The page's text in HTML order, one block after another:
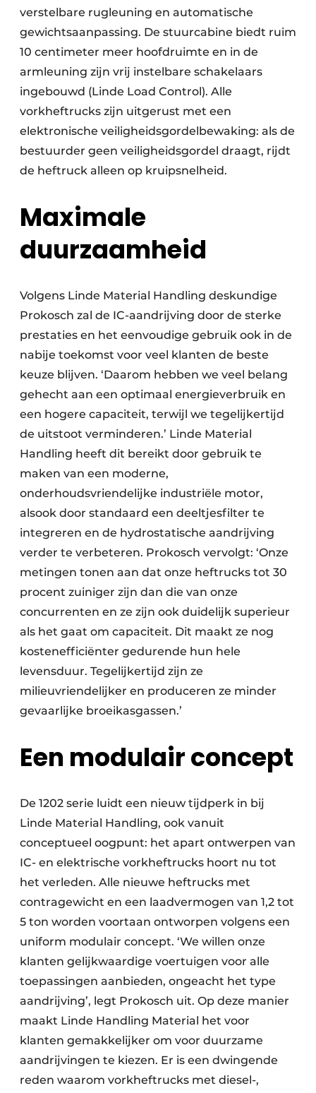
verstelbare rugleuning en automatische
gewichtsaanpassing. De stuurcabine biedt ruim
10 centimeter meer hoofdruimte en in de
armleuning zijn vrij instelbare schakelaars
ingebouwd (Linde Load Control). Alle
vorkheftrucks zijn uitgerust met een
elektronische veiligheidsgordelbewaking: als de
bestuurder geen veiligheidsgordel draagt, rijdt
de heftruck alleen op kruipsnelheid.
Maximale
duurzaamheid
Volgens Linde Material Handling deskundige
Prokosch zal de IC-aandrijving door de sterke
prestaties en het eenvoudige gebruik ook in de
nabije toekomst voor veel klanten de beste
keuze blijven. ‘Daarom hebben we veel belang
gehecht aan een optimaal energieverbruik en
een hogere capaciteit, terwijl we tegelijkertijd
de uitstoot verminderen.’ Linde Material
Handling heeft dit bereikt door gebruik te
maken van een moderne,
onderhoudsvriendelijke industriële motor,
alsook door standaard een deeltjesfilter te
integreren en de hydrostatische aandrijving
verder te verbeteren. Prokosch vervolgt: ‘Onze
metingen tonen aan dat onze heftrucks tot 30
procent zuiniger zijn dan die van onze
concurrenten en ze zijn ook duidelijk superieur
als het gaat om capaciteit. Dit maakt ze nog
kostenefficiënter gedurende hun hele
levensduur. Tegelijkertijd zijn ze
milieuvriendelijker en produceren ze minder
gevaarlijke broeikasgassen.’
Een modulair concept
De 1202 serie luidt een nieuw tijdperk in bij
Linde Material Handling, ook vanuit
conceptueel oogpunt: het apart ontwerpen van
IC- en elektrische vorkheftrucks hoort nu tot
het verleden. Alle nieuwe heftrucks met
contragewicht en een laadvermogen van 1,2 tot
5 ton worden voortaan ontworpen volgens een
uniform modulair concept. ‘We willen onze
klanten gelijkwaardige voertuigen voor alle
toepassingen aanbieden, ongeacht het type
aandrijving’, legt Prokosch uit. Op deze manier
maakt Linde Handling Material het voor
klanten gemakkelijker om voor duurzame
aandrijvingen te kiezen. Er is een dwingende
reden waarom vorkheftrucks met diesel-,